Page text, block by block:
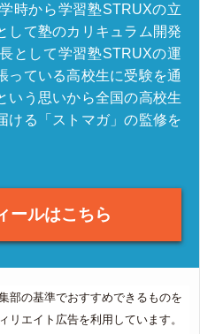
時から学習塾STRUXの立
して塾のカリキュラム開発
として学習塾STRUXの運
っている高校生に受験を通
いう思いから全国の高校生
ける「ストマガ」の監修を
ールはこちら
部の基準でおすすめできるものを
リエイト広告を利用しています。